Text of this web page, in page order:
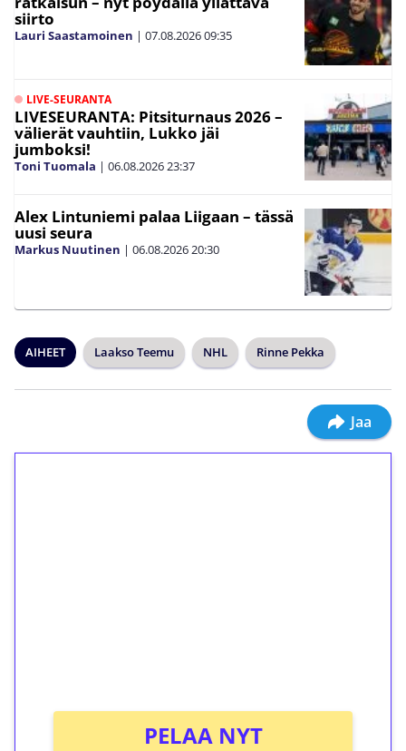
siirto
Lauri Saastamoinen | 07.08.202609:35
LIVE-SEURANTA
LIVESEURANTA: Pitsiturnaus 2026 –
välierät vauhtiin, Lukko jäi
jumboksi!
Toni Tuomala | 06.08.202623:37
Alex Lintuniemi palaa Liigaan – tässä
uusi seura
Markus Nuutinen | 06.08.202620:30
AIHEET Laakso Teemu NHL Rinne Pekka
Jaa
PELAA NYT